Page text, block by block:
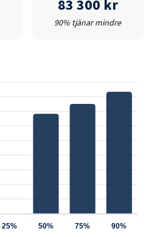
83 300 kr
90% tjänar mindre
25% 50% 75% 90%